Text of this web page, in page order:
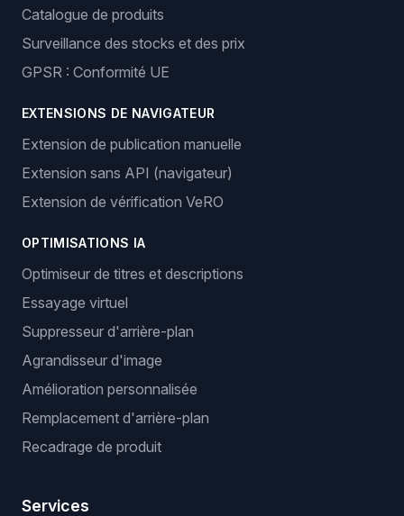
Catalogue de produits
Surveillance des stocks et des prix
GPSR : Conformité UE
EXTENSIONS DE NAVIGATEUR
Extension de publication manuelle
Extension sans API (navigateur)
Extension de vérification VeRO
OPTIMISATIONS IA
Optimiseur de titres et descriptions
Essayage virtuel
Suppresseur d'arrière-plan
Agrandisseur d'image
Amélioration personnalisée
Remplacement d'arrière-plan
Recadrage de produit
Services